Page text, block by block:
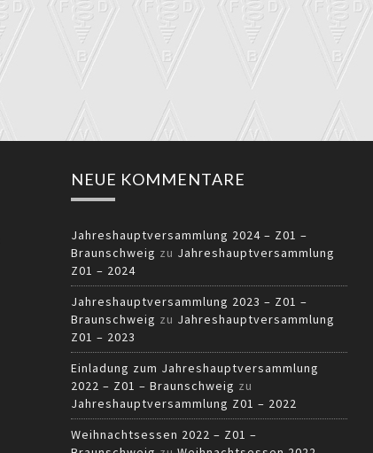
NEUE KOMMENTARE
Jahreshauptversammlung 2024 – Z01 –
Braunschweig zu Jahreshauptversammlung
Z01 – 2024
Jahreshauptversammlung 2023 – Z01 –
Braunschweig zu Jahreshauptversammlung
Z01 – 2023
Einladung zum Jahreshauptversammlung
2022 – Z01 – Braunschweig zu
Jahreshauptversammlung Z01 – 2022
Weihnachtsessen 2022 – Z01 –